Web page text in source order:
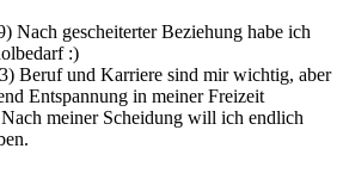
Nach gescheiterter Beziehung habe ich
:)
Beruf und Karriere sind mir wichtig, aber
Entspannung in meiner Freizeit
Nach meiner Scheidung will ich endlich